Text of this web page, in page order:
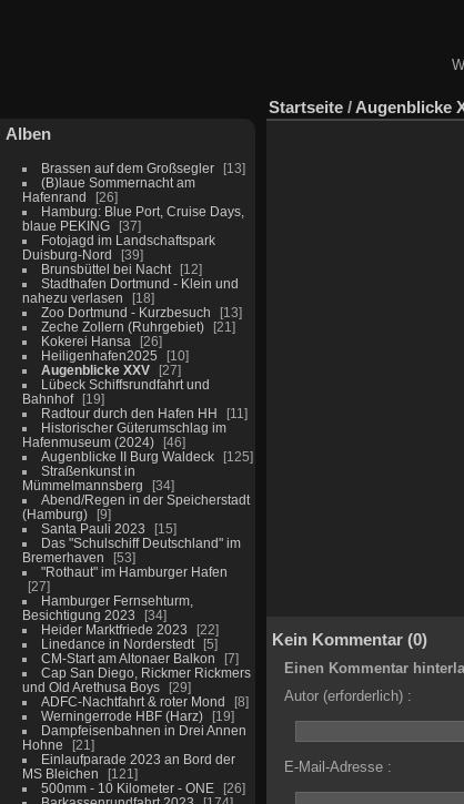
Alben
Brassen auf dem Großsegler
13
(B)laue Sommernacht am
Hafenrand
26
Hamburg: Blue Port, Cruise Days,
blaue PEKING
37
Fotojagd im Landschaftspark
Duisburg-Nord
39
Brunsbüttel bei Nacht
12
Stadthafen Dortmund - Klein und
nahezu verlasen
18
Zoo Dortmund - Kurzbesuch
13
Zeche Zollern (Ruhrgebiet)
21
Kokerei Hansa
26
Heiligenhafen2025
10
Augenblicke XXV
27
Lübeck Schiffsrundfahrt und
Bahnhof
19
Radtour durch den Hafen HH
11
Historischer Güterumschlag im
Hafenmuseum (2024)
46
Augenblicke II Burg Waldeck
125
Straßenkunst in
Mümmelmannsberg
34
Abend/Regen in der Speicherstadt
(Hamburg)
9
Santa Pauli 2023
15
Das "Schulschiff Deutschland" im
Bremerhaven
53
"Rothaut" im Hamburger Hafen
27
Hamburger Fernsehturm,
Besichtigung 2023
34
Heider Marktfriede 2023
22
Linedance in Norderstedt
5
CM-Start am Altonaer Balkon
7
Cap San Diego, Rickmer Rickmers
und Old Arethusa Boys
29
ADFC-Nachtfahrt & roter Mond
8
Werningerrode HBF (Harz)
19
Dampfeisenbahnen in Drei Annen
Hohne
21
Einlaufparade 2023 an Bord der
MS Bleichen
121
500mm - 10 Kilometer - ONE
26
Startseite / Augenblicke
Kein Kommentar (0)
Einen Kommentar
Autor (erforderlich) :
E-Mail-Adresse :